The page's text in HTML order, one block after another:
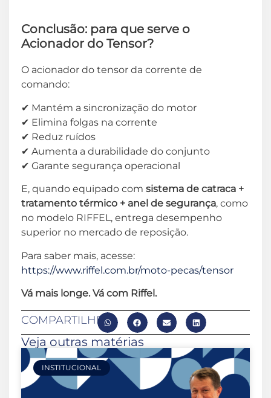
Conclusão: para que serve o
Acionador do Tensor?
O acionador do tensor da corrente de
comando:
✔ Mantém a sincronização do motor
✔ Elimina folgas na corrente
✔ Reduz ruídos
✔ Aumenta a durabilidade do conjunto
✔ Garante segurança operacional
E, quando equipado com sistema de catraca +
tratamento térmico + anel de segurança, como
no modelo RIFFEL, entrega desempenho
superior no mercado de reposição.
Para saber mais, acesse:
https://www.riffel.com.br/moto-pecas/tensor
Vá mais longe. Vá com Riffel.
COMPARTILHE
Veja outras matérias
INSTITUCIONAL